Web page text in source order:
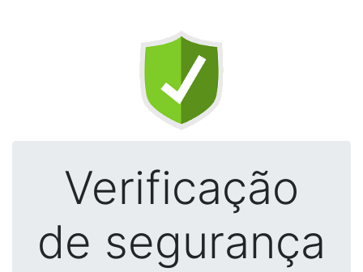
Verificação
de segurança